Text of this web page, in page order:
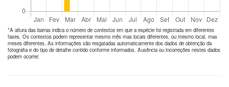
*A altura das barras indica o número de contextos em que a espécie foi registrada em diferentes
fases. Os contextos podem representar mesmo mês mas locais diferentes, ou mesmo local, mas
meses diferentes. As informações são resgatadas automaticamente dos dados de obtenção da
fotografia e do tipo de detalhe contido conforme informados. Ausência ou incorreções nestes dados
podem ocorrer.